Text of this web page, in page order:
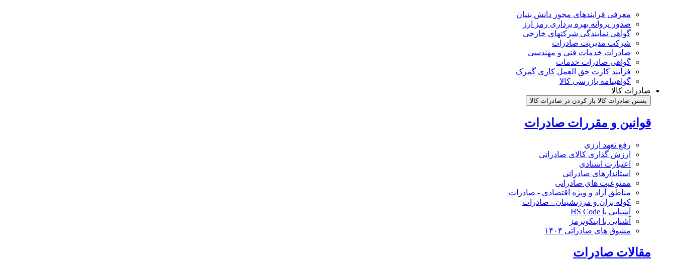
معرفی فرایندهای مجوز دانش بنیان
صدور پروانه بهره برداری رمز ارز
گواهی نمایندگی شرکتهای خارجی
شرکت مدیریت صادرات
صادرات خدمات فنی و مهندسی
گواهی صادرات خدمات
فرآیند کارت حق العمل کاری گمرک
گواهینامه بازرسی کالا
صادرات کالا
بستن صادرات کالا باز کردن در صادرات کالا
قوانین و مقررات صادرات
رفع تعهد ارزی
ارزش گذاری کالای صادراتی
اعتبارت اسنادی
استاندارهای صادراتی
ممنوعیت های صادراتی
مناطق آزاد و ویژه اقتصادی - صادرات
کوله بران و مرزنشینان - صادرات
آشنایی با HS Code
آشنایی با اینکوترمز
مشوق های صادراتی ۱۴۰۴
مقالات صادرات